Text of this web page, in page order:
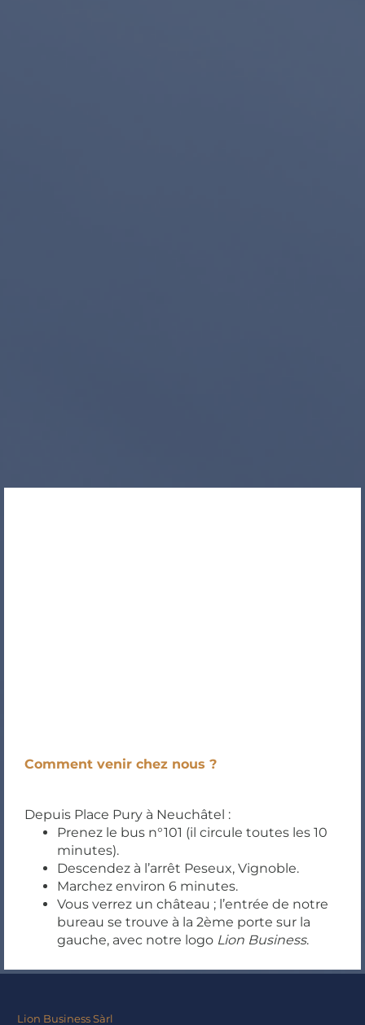
Comment venir chez nous ?
Depuis Place Pury à Neuchâtel :
Prenez le bus n°101 (il circule toutes les 10
minutes).
Descendez à l’arrêt Peseux, Vignoble.
Marchez environ 6 minutes.
Vous verrez un château ; l’entrée de notre
bureau se trouve à la 2ème porte sur la
gauche, avec notre logo Lion Business.
Lion Business Sàrl